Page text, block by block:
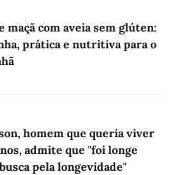
maçã com aveia sem glúten:
prática e nutritiva para o
homem que queria viver
admite que "foi longe
pela longevidade"